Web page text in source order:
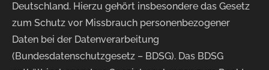
Deutschland. Hierzu gehört insbesondere das Gesetz
zum Schutz vor Missbrauch personenbezogener
Daten bei der Datenverarbeitung
(Bundesdatenschutzgesetz – BDSG). Das BDSG